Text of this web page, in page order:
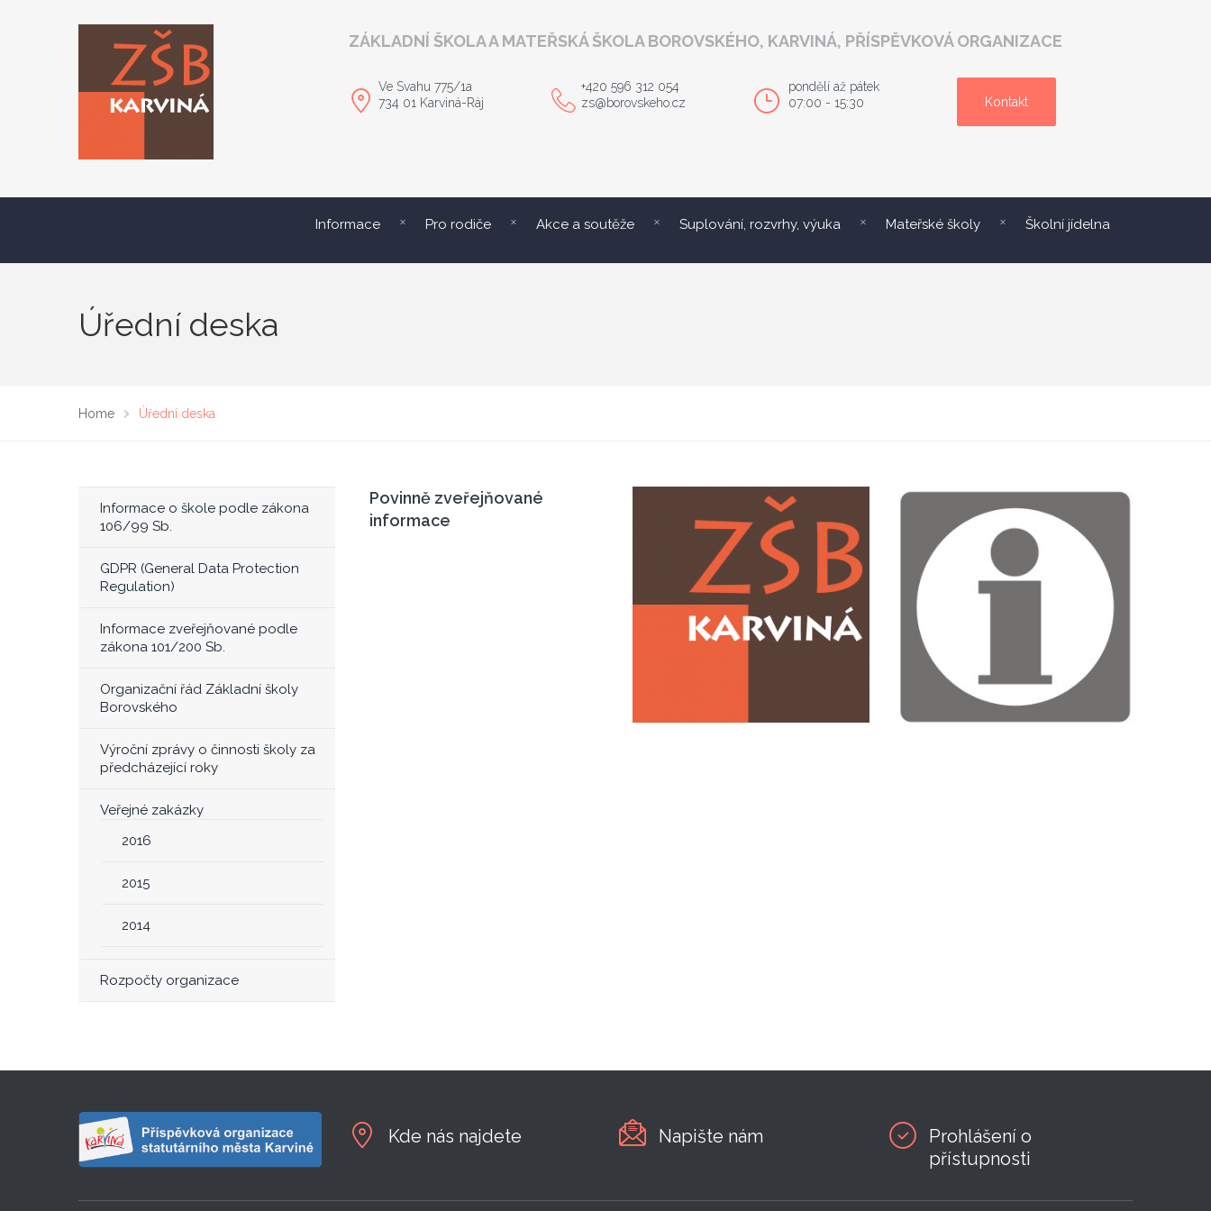
ZÁKLADNÍ ŠKOLA A MATEŘSKÁ ŠKOLA BOROVSKÉHO, KARVINÁ, PŘÍSPĚVKOVÁ ORGANIZACE
Ve Svahu 775/1a
734 01 Karviná-Ráj
+420 596 312 054
zs@borovskeho.cz
pondělí až pátek
07:00 - 15:30
Kontakt
Informace Pro rodiče Akce a soutěže Suplování, rozvrhy, výuka Mateřské školy Školní jídelna
Úřední deska
Home Úřední deska
Informace o škole podle zákona
106/99 Sb.
GDPR (General Data Protection
Regulation)
Informace zveřejňované podle
zákona 101/200 Sb.
Organizační řád Základní školy
Borovského
Výroční zprávy o činnosti školy za
předcházející roky
Veřejné zakázky
2016
2015
2014
Rozpočty organizace
Povinně zveřejňované
informace
Kde nás najdete Napište nám
Prohlášení o
přístupnosti